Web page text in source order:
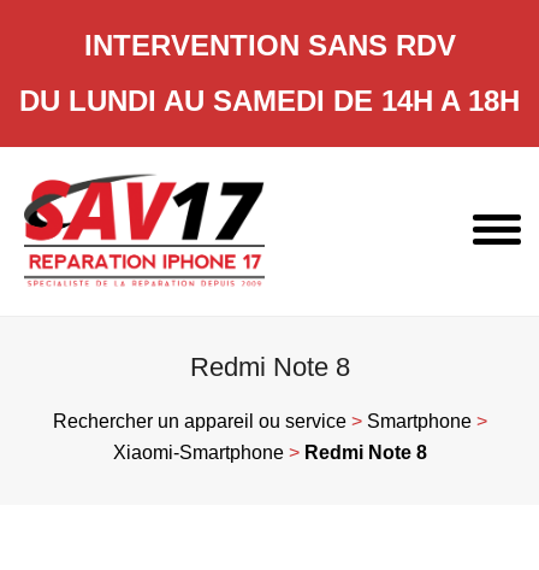
INTERVENTION SANS RDV
DU LUNDI AU SAMEDI DE 14H A 18H
content
Redmi Note 8
Rechercher un appareil ou service> Smartphone>
Xiaomi-Smartphone> Redmi Note 8